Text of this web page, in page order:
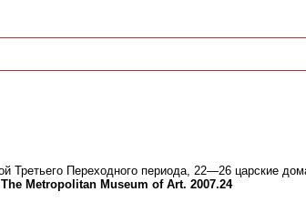
Третьего Переходного периода, 22—26 царские
The Metropolitan Museum of Art. 2007.24